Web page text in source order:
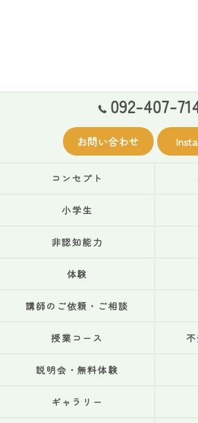
092-407-
お問い合わせ
コンセプト
小学生
非認知能力
体験
講師のご依頼・ご相談
授業コース
説明会・無料体験
ギャラリー